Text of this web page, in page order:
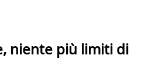
niente più limiti di